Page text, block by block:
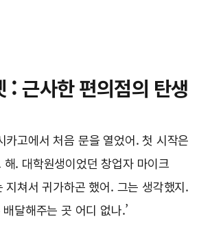
: 근사한 편의점의 탄생
고에서 처음 문을 열었어. 첫 시작은
. 대학원생이었던 창업자 마이크
지쳐서 귀가하곤 했어. 그는 생각했지.
달해주는 곳 어디 없나.’